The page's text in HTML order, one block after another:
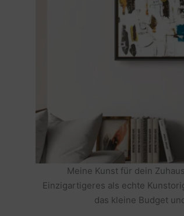
Meine Kunst für dein
Einzigartigeres als echte
das kleine Budget